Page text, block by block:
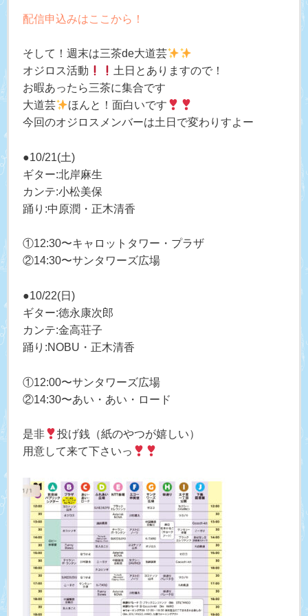
配信申込みはここから！
そして！週末は三茶de大道芸
オジロス活動
土日とありますので！
お暇あったら三茶に集合です
大道芸
ほんと！面白いです
今回のオジロスメンバーは土日で変わりすよー
●10/21(土)
ギター:北岸麻生
カンテ:小松美保
踊り:中原潤・正木清香
①12:30〜キャロットタワー・プラザ
②14:30〜サンタワーズ広場
●10/22(日)
ギター:徳永康次郎
カンテ:金高荘子
踊り:NOBU・正木清香
①12:00〜サンタワーズ広場
②14:30〜あい・あい・ロード
是非
投げ銭（紙のやつが嬉しい）
用意して来て下さいっ